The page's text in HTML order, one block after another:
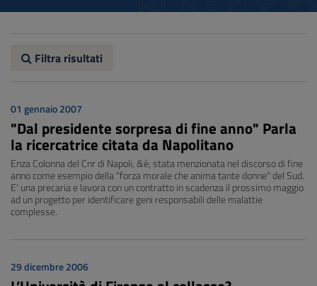
sito
FooterFiltra risultati
01 gennaio 2007
"Dal presidente sorpresa di fine anno" Parla
la ricercatrice citata da Napolitano
Enza Colonna del Cnr di Napoli, &è; stata menzionata nel discorso di fine
anno come esempio della "forza morale che anima tante donne" del Sud.
E’ una precaria e lavora con un contratto in scadenza il prossimo maggio
ad un progetto per identificare geni responsabili delle malattie
complesse.
29 dicembre 2006